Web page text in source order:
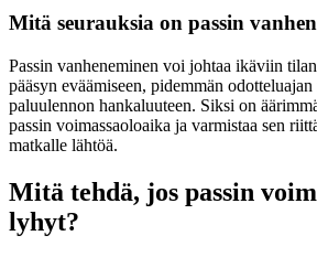
Mitä seurauksia on passin
Passin vanheneminen voi johtaa ikäviin
pääsyn eväämiseen, pidemmän
paluulennon hankaluuteen. Siksi on
passin voimassaoloaika ja varmistaa sen
matkalle lähtöä.
Mitä tehdä, jos passin
lyhyt?